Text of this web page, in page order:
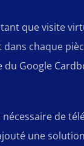
que visite
chaque
Google
de
une